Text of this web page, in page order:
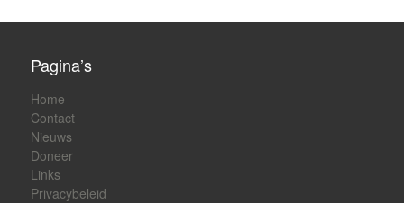
Pagina’s
Home
Contact
Nieuws
Doneer
Links
Privacybeleid